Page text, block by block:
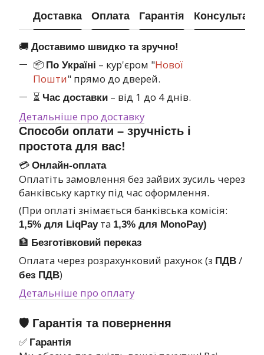
Доставка Оплата Гарантія Консультація
🚚 Доставимо швидко та зручно!
📦 По Україні – кур'єром "Нової
Пошти" прямо до дверей.
⏳ Час доставки – від 1 до 4 днів.
Детальніше про доставку
Способи оплати – зручність і
простота для вас!
💳 Онлайн-оплата
Оплатіть замовлення без зайвих зусиль через
банківську картку під час оформлення.
(При оплаті знімається банківська комісія:
1,5% для LiqPayта 1,3% для MonoPay)
🏦 Безготівковий переказ
Оплата через розрахунковий рахунок (з ПДВ /
без ПДВ)
Детальніше про оплату
🛡 Гарантія та повернення
✅ Гарантія